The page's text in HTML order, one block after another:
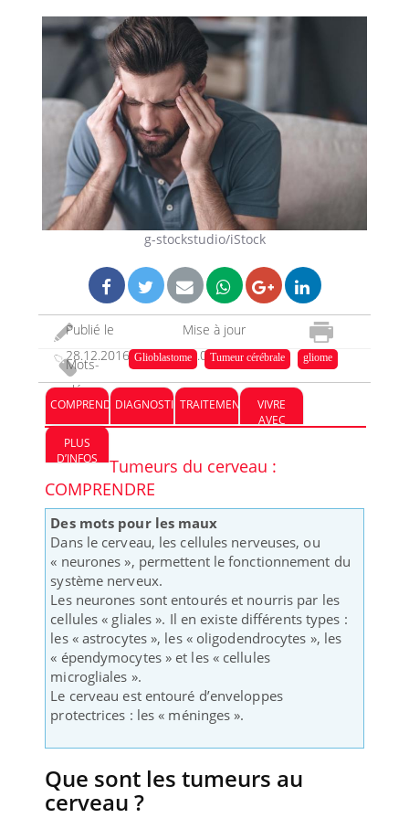
g-stockstudio/iStock
Publié le
28.12.2016
Mise à jour
07.08.2023
Mots-
clés :
Glioblastome Tumeur cérébrale gliome
COMPRENDREDIAGNOSTICTRAITEMENT
VIVRE
AVEC
PLUS
D’INFOS
Tumeurs du cerveau :
COMPRENDRE
Des mots pour les maux
Dans le cerveau, les cellules nerveuses, ou
« neurones », permettent le fonctionnement du
système nerveux.
Les neurones sont entourés et nourris par les
cellules « gliales ». Il en existe différents types :
les « astrocytes », les « oligodendrocytes », les
« épendymocytes » et les « cellules
microgliales ».
Le cerveau est entouré d’enveloppes
protectrices : les « méninges ».
Que sont les tumeurs au
cerveau ?